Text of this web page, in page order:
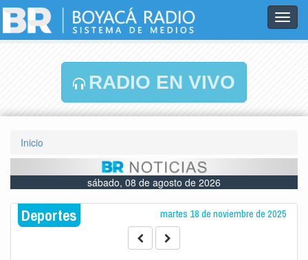
RADIO EN VIVO
Inicio
sábado, 08 de agosto de 2026
Deportes martes 18 de noviembre de 2025